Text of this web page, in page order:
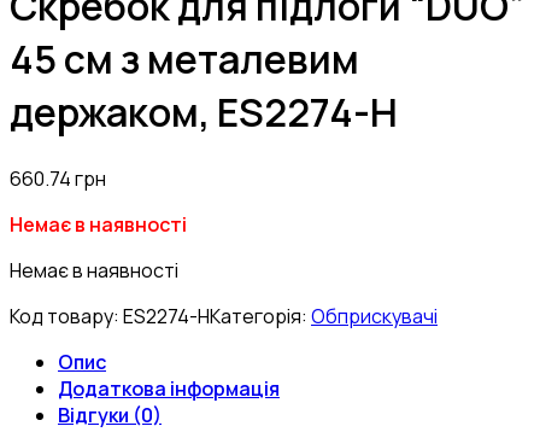
45 см з металевим
держаком, ES2274-H
660.74грн
Немає в наявності
Немає в наявності
Код товару: ES2274-HКатегорія: Обприскувачі
Опис
Додаткова інформація
Відгуки (0)